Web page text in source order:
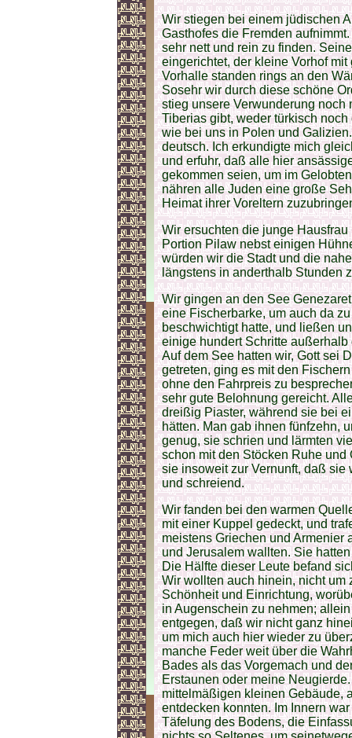
Wir stiegen bei einem jüdischen
Gasthofes die Fremden
sehr nett und rein zu finden.
eingerichtet, der kleine Vorhof
Vorhalle standen rings an den
Sosehr wir durch diese schöne
stieg unsere Verwunderung noch
Tiberias gibt, weder türkisch
wie bei uns in Polen und
deutsch. Ich erkundigte mich
und erfuhr, daß alle hier
gekommen seien, um im
nähren alle Juden eine große
Heimat ihrer Voreltern
Wir ersuchten die junge
Portion Pilaw nebst einigen
würden wir die Stadt und die
längstens in anderthalb Stunden
Wir gingen an den See
eine Fischerbarke, um auch da
beschwichtigt hatte, und ließen
einige hundert Schritte
Auf dem See hatten wir, Gott sei
getreten, ging es mit den
ohne den Fahrpreis zu
sehr gute Belohnung gereicht.
dreißig Piaster, während sie bei
hätten. Man gab ihnen fünfzehn,
genug, sie schrien und lärmten
schon mit den Stöcken Ruhe
sie insoweit zur Vernunft, daß
und schreiend.
Wir fanden bei den warmen
mit einer Kuppel gedeckt, und
meistens Griechen und Armenier
und Jerusalem wallten. Sie
Die Hälfte dieser Leute befand
Wir wollten auch hinein, nicht um
Schönheit und Einrichtung,
in Augenschein zu nehmen;
entgegen, daß wir nicht ganz
um mich auch hier wieder zu
manche Feder weit über die
Bades als das Vorgemach und
Erstaunen oder meine
mittelmäßigen kleinen Gebäude,
entdecken konnten. Im Innern
Täfelung des Bodens, die